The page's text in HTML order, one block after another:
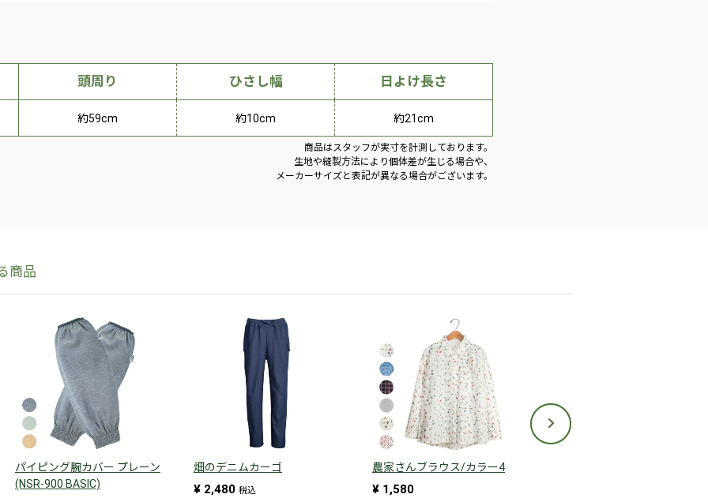
頭周り ひさし幅 日よけ長さ
約59cm 約10cm 約21cm
商品はスタッフが実寸を計測しております。
生地や縫製方法により個体差が生じる場合や、
メーカーサイズと表記が異なる場合がございます。
パイピング腕カバー プレーン
(NSR-900 BASIC)
畑のデニムカーゴ
¥ 2,480 税込
農家さんブラウス/カラー4
¥ 1,580